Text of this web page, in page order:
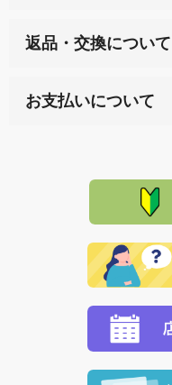
天ペイ」の方はご注
サイト内で購入され
れの生産メーカーか
で、 それぞれ個別に
返品・交換について
または配送途中の 事
品代金を返金いたし
その際は誠に申し訳
願いいたします。
お支払いについて
た場合、お客様から
定された場合は、準
ます。 （到着日指定
程に合わせてお届け